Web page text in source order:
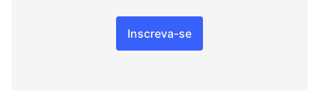
Inscreva-se